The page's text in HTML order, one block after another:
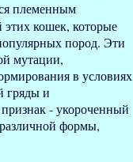
племенным
этих кошек, которые
пород. Эти
мутации,
в условиях
гряды и
- укороченный
формы,